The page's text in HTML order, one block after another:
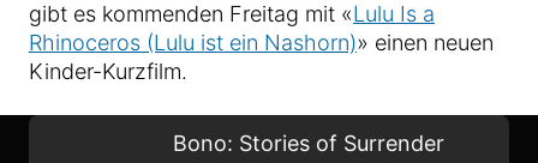
gibt es kommenden Freitag mit «Lulu Is a
Rhinoceros (Lulu ist ein Nashorn)» einen neuen
Kinder-Kurzfilm.
Bono: Stories of Surrender